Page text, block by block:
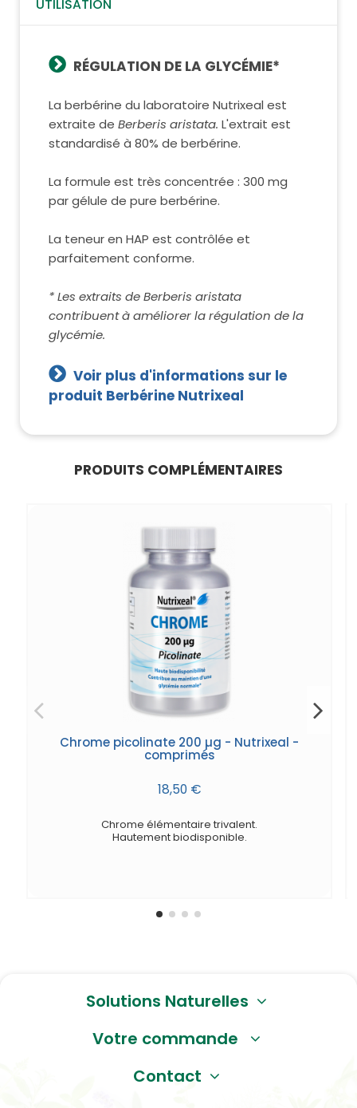
UTILISATION
RÉGULATION DE LA GLYCÉMIE*
La berbérine du laboratoire Nutrixeal est
extraite de Berberis aristata. L'extrait est
standardisé à 80% de berbérine.
La formule est très concentrée : 300 mg
par gélule de pure berbérine.
La teneur en HAP est contrôlée et
parfaitement conforme.
* Les extraits de Berberis aristata
contribuent à améliorer la régulation de la
glycémie.
Voir plus d'informations sur le
produit Berbérine Nutrixeal
PRODUITS COMPLÉMENTAIRES
Chrome picolinate 200 µg - Nutrixeal -
comprimés
18,50 €
Chrome élémentaire trivalent.
Hautement biodisponible.
Solutions Naturelles
Votre commande
Contact